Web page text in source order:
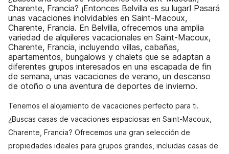
Charente, Francia? ¡Entonces Belvilla es su lugar! Pasará
unas vacaciones inolvidables en Saint-Macoux,
Charente, Francia. En Belvilla, ofrecemos una amplia
variedad de alquileres vacacionales en Saint-Macoux,
Charente, Francia, incluyendo villas, cabañas,
apartamentos, bungalows y chalets que se adaptan a
diferentes grupos interesados en una escapada de fin
de semana, unas vacaciones de verano, un descanso
de otoño o una aventura de deportes de invierno.
Tenemos el alojamiento de vacaciones perfecto para ti.
¿Buscas casas de vacaciones espaciosas en Saint-Macoux,
Charente, Francia? Ofrecemos una gran selección de
propiedades ideales para grupos grandes, incluidas casas de